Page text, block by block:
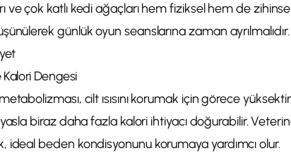
ve çok katlı kedi ağaçları hem fiziksel hem de
günlük oyun seanslarına zaman ayrılmalıdır.
Kalori Dengesi
cilt ısısını korumak için görece
biraz daha fazla kalori ihtiyacı doğurabilir.
ideal beden kondisyonunu korumaya yardımcı olur.